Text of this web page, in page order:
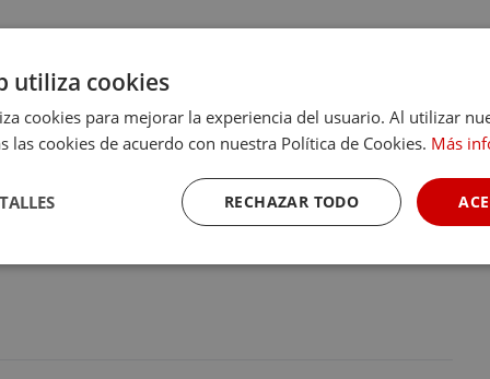
utiliza cookies
cookies para mejorar la experiencia del usuario. Al utilizar
las cookies de acuerdo con nuestra Política de Cookies. Más
RECHAZAR TODO
Cookies de
Cookies de
Cookies de